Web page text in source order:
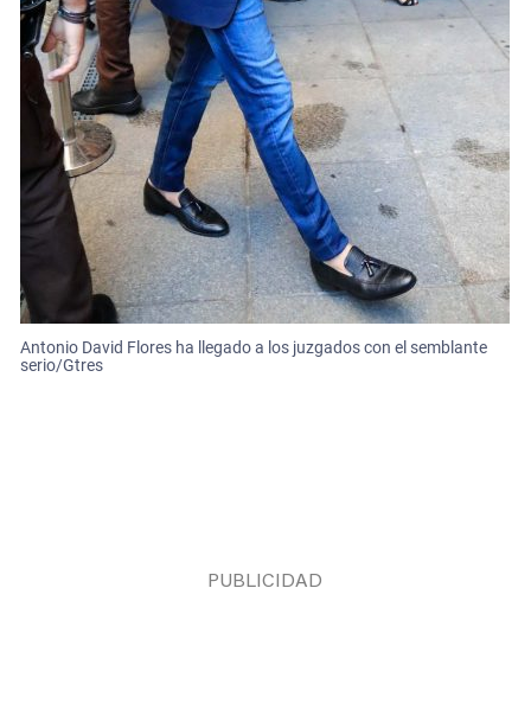
Antonio David Flores ha llegado a los juzgados con el semblante
serio/Gtres